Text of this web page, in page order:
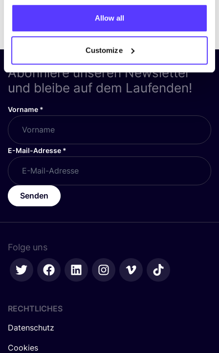
Allow all
Customize
Abonniere unseren Newsletter
und bleibe auf dem Laufenden!
Vorname *
E-Mail-Adresse *
Senden
Folge uns
RECHTLICHES
Datenschutz
Cookies